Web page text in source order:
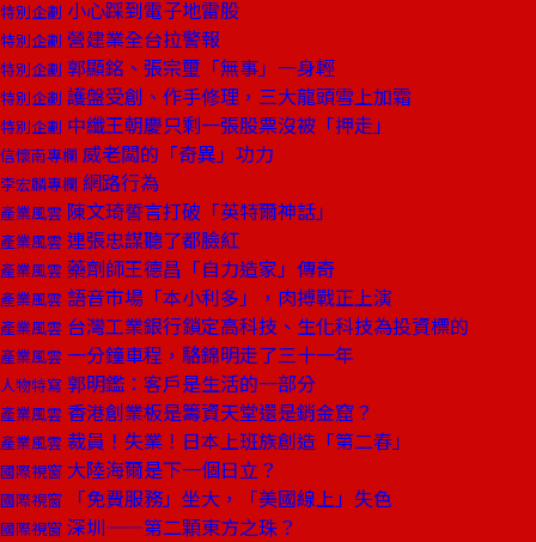
特別企劃 小心踩到電子地雷股
特別企劃 營建業全台拉警報
特別企劃 郭顯銘、張宗璽「無事」一身輕
特別企劃 護盤受創、作手修理，三大龍頭雪上加霜
特別企劃 中纖王朝慶只剩一張股票沒被「押走」
信懷南專欄 威老闆的「奇異」功力
李宏麟專欄 網路行為
產業風雲 陳文琦誓言打破「英特爾神話」
產業風雲 連張忠謀聽了都臉紅
產業風雲 藥劑師王德昌「自力造家」傳奇
產業風雲 語音市場「本小利多」，肉搏戰正上演
產業風雲 台灣工業銀行鎖定高科技、生化科技為投資標的
產業風雲 一分鐘車程，駱錦明走了三十一年
人物特寫 郭明鑑：客戶是生活的一部分
產業風雲 香港創業板是籌資天堂還是銷金窟？
產業風雲 裁員！失業！日本上班族創造「第二春」
國際視窗 大陸海爾是下一個日立？
國際視窗 「免費服務」坐大，「美國線上」失色
國際視窗 深圳——第二顆東方之珠？